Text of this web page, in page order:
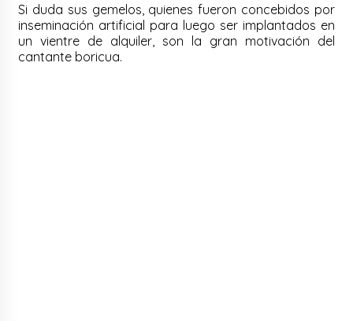
Si duda sus gemelos, quienes fueron concebidos por
inseminación artificial para luego ser implantados en
un vientre de alquiler, son la gran motivación del
cantante boricua.